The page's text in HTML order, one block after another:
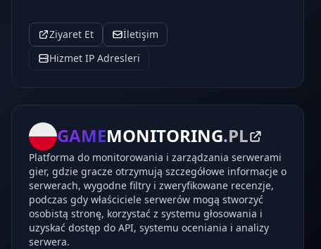
Ziyaret Et
İletişim
Hizmet IP Adresleri
GAMEMONITORING.PL
Platforma do monitorowania i zarządzania serwerami
gier, gdzie gracze otrzymują szczegółowe informacje o
serwerach, wygodne filtry i zweryfikowane recenzje,
podczas gdy właściciele serwerów mogą stworzyć
osobistą stronę, korzystać z systemu głosowania i
uzyskać dostęp do API, systemu oceniania i analizy
serwera.